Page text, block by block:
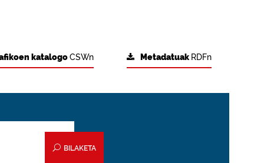
Metadatuak RDFn
katalogoCSWn
BILAKETA